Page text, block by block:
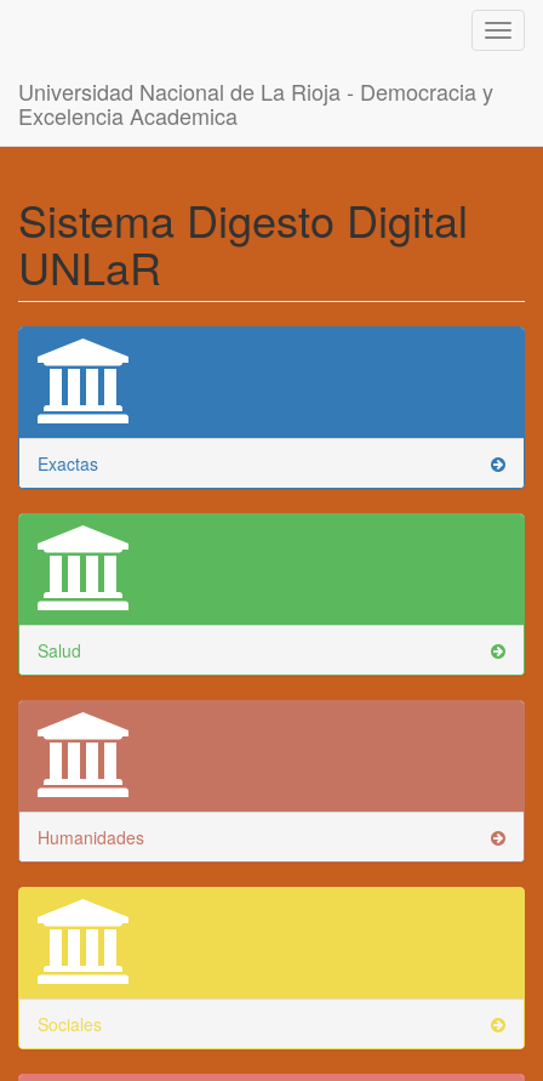
Universidad Nacional de La Rioja - Democracia y
Excelencia Academica
Sistema Digesto Digital
UNLaR
Exactas
Salud
Humanidades
Sociales